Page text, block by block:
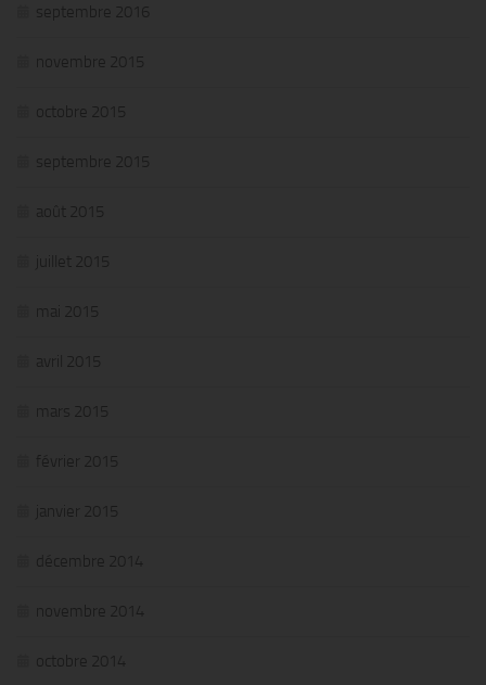
septembre 2016
novembre 2015
octobre 2015
septembre 2015
août 2015
juillet 2015
mai 2015
avril 2015
mars 2015
février 2015
janvier 2015
décembre 2014
novembre 2014
octobre 2014